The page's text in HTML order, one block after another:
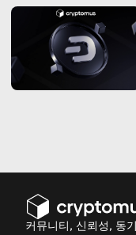
커뮤니티, 신뢰성, 동